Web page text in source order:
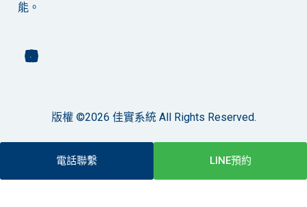
能。
版權 ©2026 佳實系統 All Rights Reserved.
電話聯繫 LINE預約